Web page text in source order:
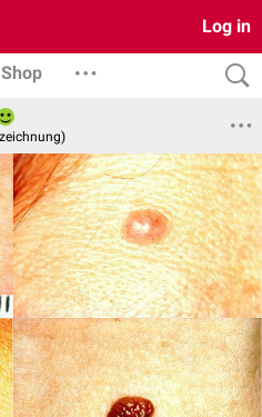
Log in
Shop